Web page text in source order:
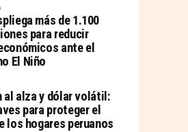
más de 1.100
para reducir
ante el
El Niño
al alza y dólar volátil:
para proteger el
los hogares peruanos